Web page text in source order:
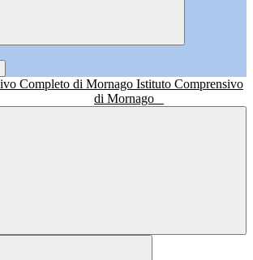
Istituto Comprensivo
di Mornago